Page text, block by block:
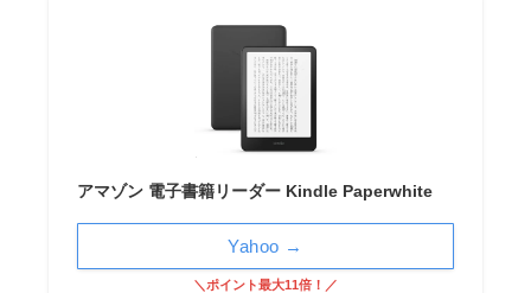
アマゾン 電子書籍リーダー Kindle Paperwhite
＼ポイント最大11倍！／
Yahoo →